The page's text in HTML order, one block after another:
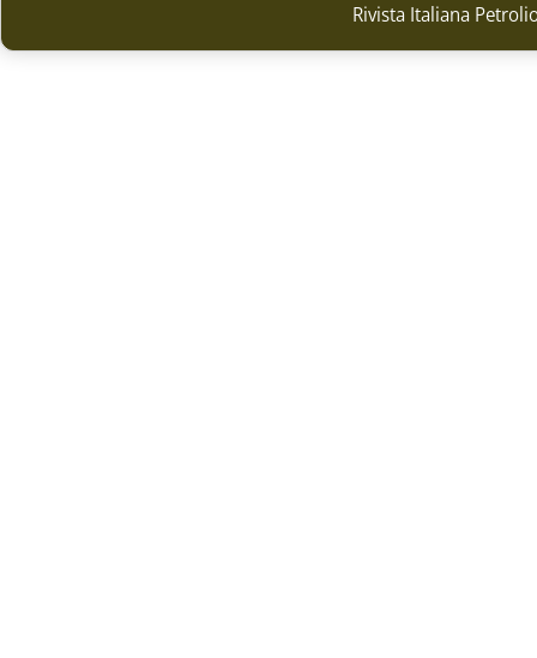
Rivista Italiana